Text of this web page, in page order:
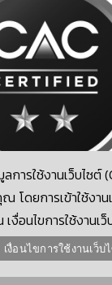
Services
การใช้งานเว็บไซต์
โดยการเข้าใช้งาน
เงื่อนไขการใช้งานเว็
เงื่อนไขการใช้งานเว็บ